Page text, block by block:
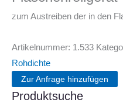
zum Austreiben der in den
Artikelnummer: 1.533
Rohdichte
Zur Anfrage hinzufügen
Produktsuche